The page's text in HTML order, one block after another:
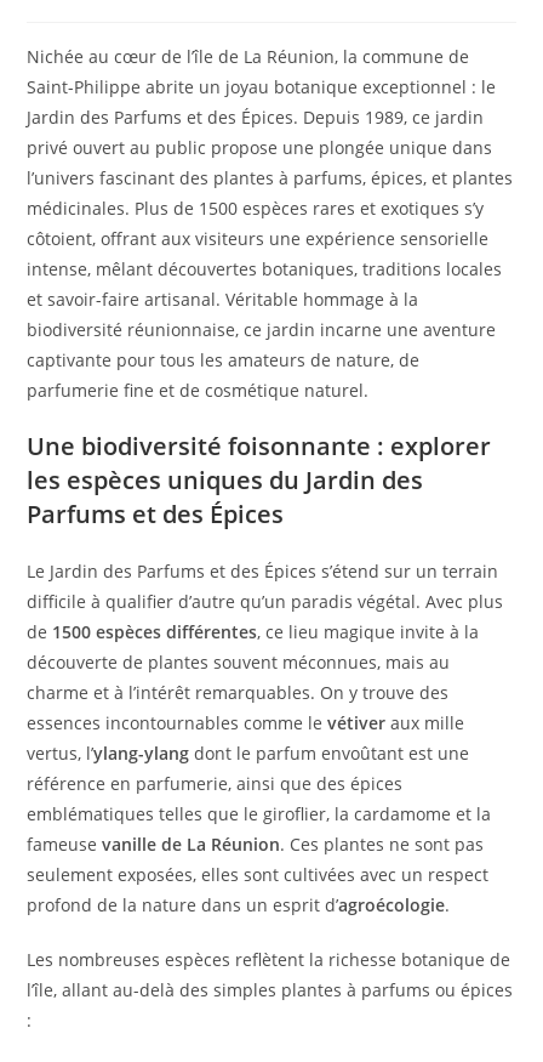
Nichée au cœur de l’île de La Réunion, la commune de
Saint-Philippe abrite un joyau botanique exceptionnel : le
Jardin des Parfums et des Épices. Depuis 1989, ce jardin
privé ouvert au public propose une plongée unique dans
l’univers fascinant des plantes à parfums, épices, et plantes
médicinales. Plus de 1500 espèces rares et exotiques s’y
côtoient, offrant aux visiteurs une expérience sensorielle
intense, mêlant découvertes botaniques, traditions locales
et savoir-faire artisanal. Véritable hommage à la
biodiversité réunionnaise, ce jardin incarne une aventure
captivante pour tous les amateurs de nature, de
parfumerie fine et de cosmétique naturel.
Une biodiversité foisonnante : explorer
les espèces uniques du Jardin des
Parfums et des Épices
Le Jardin des Parfums et des Épices s’étend sur un terrain
difficile à qualifier d’autre qu’un paradis végétal. Avec plus
de 1500 espèces différentes, ce lieu magique invite à la
découverte de plantes souvent méconnues, mais au
charme et à l’intérêt remarquables. On y trouve des
essences incontournables comme levétiver aux mille
vertus, l’ylang-ylang dont le parfum envoûtant est une
référence en parfumerie, ainsi que des épices
emblématiques telles que le giroflier, la cardamome et la
fameusevanille de La Réunion. Ces plantes ne sont pas
seulement exposées, elles sont cultivées avec un respect
profond de la nature dans un esprit d’agroécologie.
Les nombreuses espèces reflètent la richesse botanique de
l’île, allant au-delà des simples plantes à parfums ou épices
: